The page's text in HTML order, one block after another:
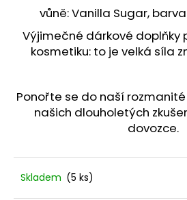
vůně: Vanilla Sugar,
Výjimečné dárkové doplňky
kosmetiku: to je velká síla
Ponořte se do naší
našich dlouholetých
dovozce.
Skladem (5 ks)
DÁRKOVÁ
KRABIČKA
Kč